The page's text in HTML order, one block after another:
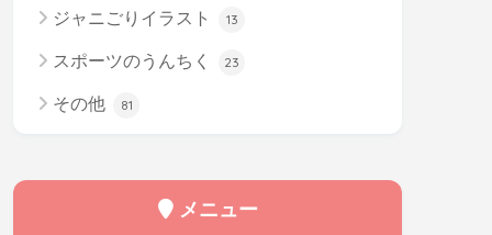
ジャニごりイラスト 13
スポーツのうんちく 23
その他 81
メニュー